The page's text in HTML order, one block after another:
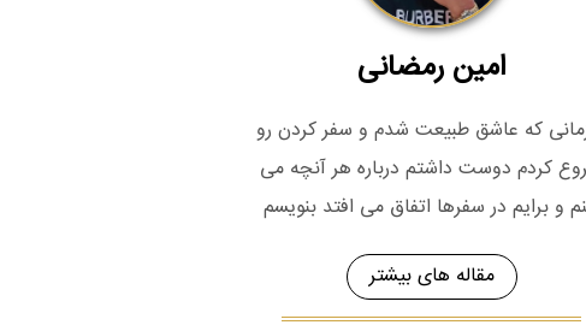
امین رمضانی
که عاشق طبیعت شدم و سفر کردن رو
کردم دوست داشتم درباره هر آنچه می
و برایم در سفرها اتفاق می افتد بنویسم
مقاله های بیشتر